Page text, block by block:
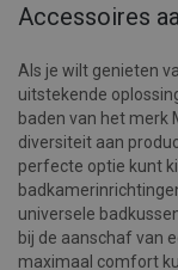
Accessoires
Als je wilt genieten
uitstekende
baden van het merk
diversiteit aan
perfecte optie kunt
universele
bij de aanschaf van
maximaal comfort